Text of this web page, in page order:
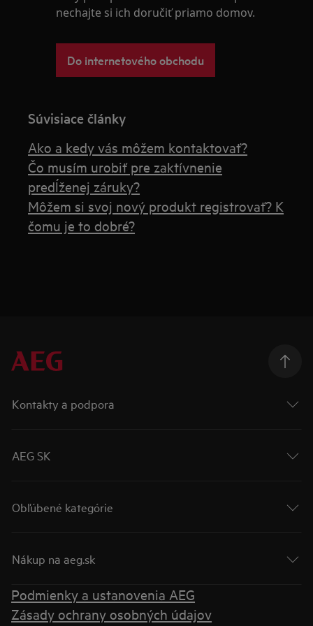
nechajte si ich doručiť priamo domov.
Do internetového obchodu
Súvisiace články
Ako a kedy vás môžem kontaktovať?
Čo musím urobiť pre zaktívnenie
predĺženej záruky?
Môžem si svoj nový produkt registrovať? K
čomu je to dobré?
Kontakty a podpora
AEG SK
Obľúbené kategórie
Nákup na aeg.sk
Podmienky a ustanovenia AEG
Zásady ochrany osobných údajov